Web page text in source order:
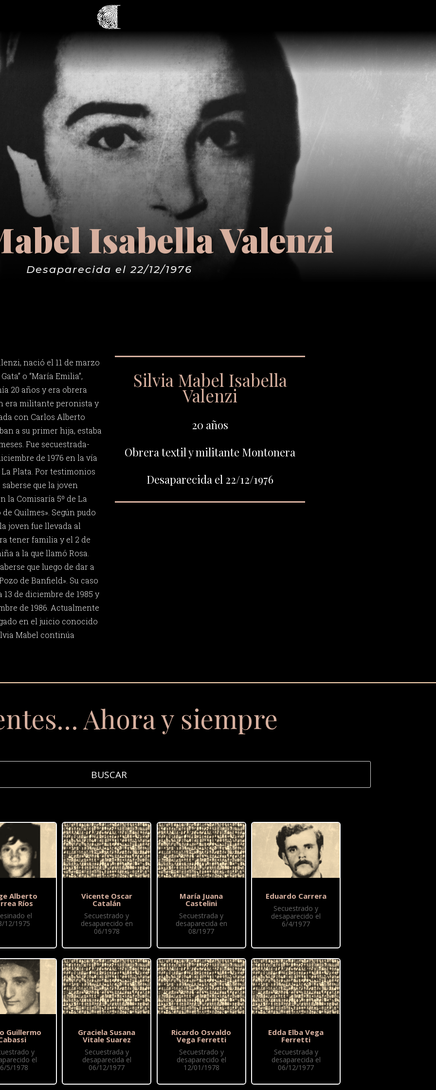
Isabella Valenzi
Desaparecida el 22/12/1976
nació el 11 de marzo
o “María Emilia”,
20 años y era obrera
era militante peronista y
con Carlos Alberto
a su primer hija, estaba
Fue secuestrada-
de 1976 en la vía
Plata. Por testimonios
que la joven
la Comisaría 5º de La
Quilmes». Según pudo
joven fue llevada al
tener familia y el 2 de
a la que llamó Rosa.
que luego de dar a
de Banfield». Su caso
de diciembre de 1985 y
de 1986. Actualmente
en el juicio conocido
Mabel continúa
Silvia Mabel Isabella
Valenzi
20 años
Obrera textil y militante Montonera
Desaparecida el 22/12/1976
Ahora y siempre
Alberto
Ríos
el
12/1975
Guillermo
y
el
5/1978
Vicente Oscar
Catalán
Secuestrado y
desaparecido en
06/1978
Graciela Susana
Vitale Suarez
Secuestrada y
desaparecida el
06/12/1977
María Juana
Castelini
Secuestrada y
desaparecida en
08/1977
Ricardo Osvaldo
Vega Ferretti
Secuestrado y
desaparecido el
12/01/1978
Eduardo Carrera
Secuestrado y
desaparecido el
6/4/1977
Edda Elba Vega
Ferretti
Secuestrada y
desaparecida el
06/12/1977